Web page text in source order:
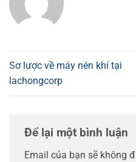
Sơ lược về máy nén khí tại
lachongcorp
Để lại một bình luận
Email của bạn sẽ không